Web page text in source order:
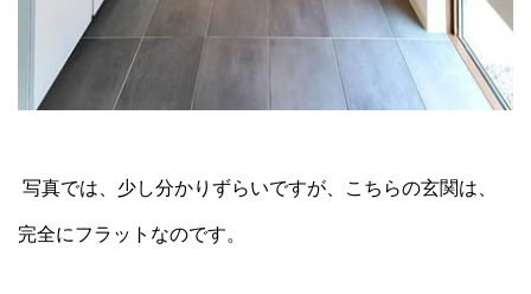
写真では、少し分かりずらいですが、こちらの玄関は、
完全にフラットなのです。